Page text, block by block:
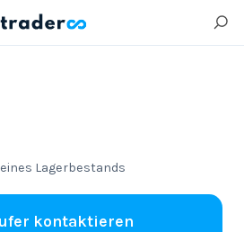
Lagerbestands
kontaktieren